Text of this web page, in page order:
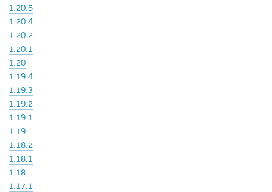
1.20.5
1.20.4
1.20.2
1.20.1
1.20
1.19.4
1.19.3
1.19.2
1.19.1
1.19
1.18.2
1.18.1
1.18
1.17.1